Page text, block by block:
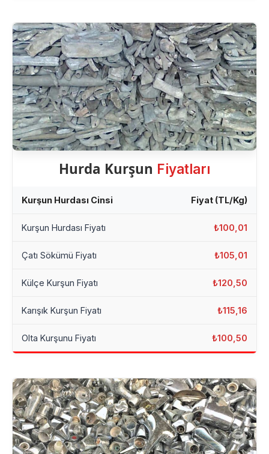
Hurda Kurşun Fiyatları
Kurşun Hurdası Cinsi Fiyat (TL/Kg)
Kurşun Hurdası Fiyatı ₺100,01
Çatı Sökümü Fiyatı ₺105,01
Külçe Kurşun Fiyatı ₺120,50
Karışık Kurşun Fiyatı ₺115,16
Olta Kurşunu Fiyatı ₺100,50